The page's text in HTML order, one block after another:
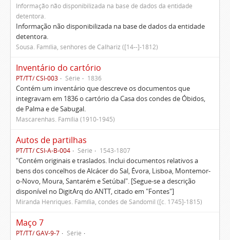
Informação não disponibilizada na base de dados da entidade
detentora.
Informação não disponibilizada na base de dados da entidade
detentora.
Sousa. Família, senhores de Calhariz ([14--]-1812)
Inventário do cartório
PT/TT/ CSI-003 Série 1836
Contém um inventário que descreve os documentos que
integravam em 1836 o cartório da Casa dos condes de Óbidos,
de Palma e de Sabugal.
Mascarenhas. Família (1910-1945)
Autos de partilhas
PT/TT/ CSI-A-B-004 Série 1543-1807
"Contém originais e traslados. Inclui documentos relativos a
bens dos concelhos de Alcácer do Sal, Évora, Lisboa, Montemor-
o-Novo, Moura, Santarém e Setúbal". [Segue-se a descrição
disponível no DigitArq do ANTT, citado em "Fontes"]
Miranda Henriques. Família, condes de Sandomil ([c. 1745]-1815)
Maço 7
PT/TT/ GAV-9-7
Série